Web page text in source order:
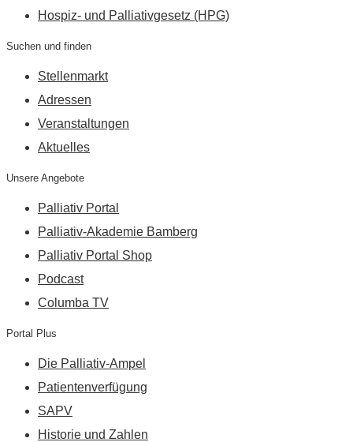
Hospiz- und Palliativgesetz (HPG)
Suchen und finden
Stellenmarkt
Adressen
Veranstaltungen
Aktuelles
Unsere Angebote
Palliativ Portal
Palliativ-Akademie Bamberg
Palliativ Portal Shop
Podcast
Columba TV
Portal Plus
Die Palliativ-Ampel
Patientenverfügung
SAPV
Historie und Zahlen